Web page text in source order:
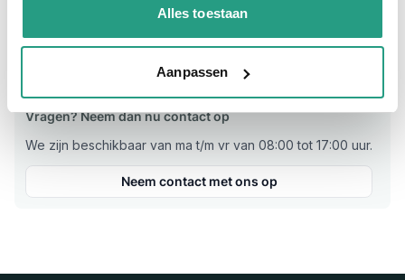
Alles toestaan
Aanpassen
Maatvoering koppeling
Materiaal Aluminium
Vragen? Neem dan nu contact op
We zijn beschikbaar van ma t/m vr van 08:00 tot 17:00 uur.
Neem contact met ons op